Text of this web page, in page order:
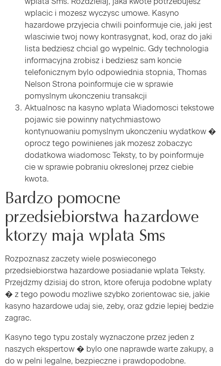
wplacic i mozesz wyczysc umowe. Kasyno
hazardowe przyjecia chwili poinformuje cie, jaki jest
wlasciwie twoj nowy kontrasygnat, kod, oraz do jaki
lista bedziesz chcial go wypelnic. Gdy technologia
informacyjna zrobisz i bedziesz sam koncie
telefonicznym bylo odpowiednia stopnia, Thomas
Nelson Strona poinformuje cie w sprawie
pomyslnym ukonczeniu transakcji
Aktualnosc na kasyno wplata Wiadomosci tekstowe
pojawic sie powinny natychmiastowo
kontynuowaniu pomyslnym ukonczeniu wydatkow �
oprocz tego powinienes jak mozesz zobaczyc
dodatkowa wiadomosc Teksty, to by poinformuje
cie w sprawie pobraniu okreslonej przez ciebie
kwota.
Bardzo pomocne
przedsiebiorstwa hazardowe
ktorzy maja wplata Sms
Rozpoznasz zaczety wiele poswieconego
przedsiebiorstwa hazardowe posiadanie wplata Teksty.
Przejdzmy dzisiaj do stron, ktore oferuja podobne wplaty
� z tego powodu mozliwe szybko zorientowac sie, jakie
kasyno hazardowe udaj sie, zeby, oraz gdzie lepiej bedzie
zagrac.
Kasyno tego typu zostaly wyznaczone przez jeden z
naszych ekspertow � bylo one naprawde warte zakupy, a
do w pelni legalne, bezpieczne i prawdopodobne.